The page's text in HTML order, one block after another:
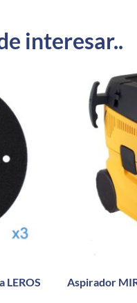
interesar..
LEROS
Aspirador